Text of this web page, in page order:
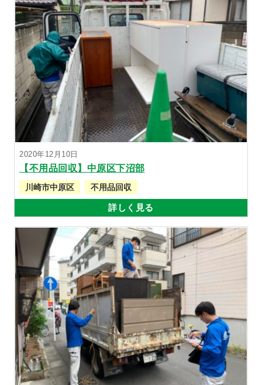
2020年12月10日
【不用品回収】中原区下沼部
川崎市中原区 不用品回収
詳しく見る